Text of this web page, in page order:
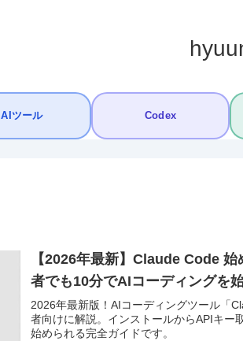
AIツール Codex
【2026年最新】Claude Code
者でも10分でAIコーディングを
2026年最新版！AIコーディングツール「
者向けに解説。インストールからAPIキー
始められる完全ガイドです。